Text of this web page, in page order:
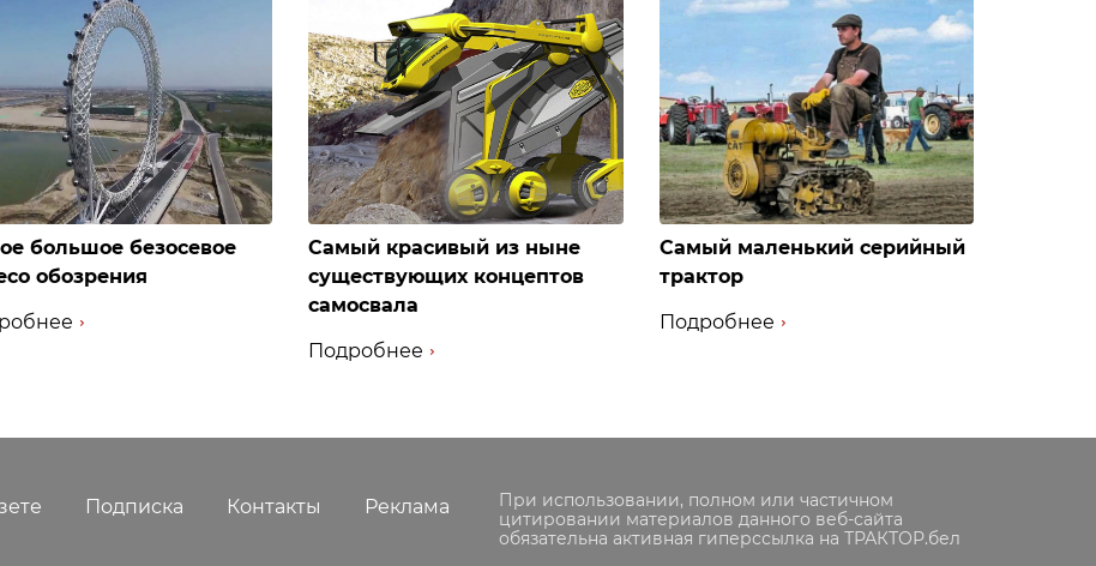
большое безосевое
обозрения
Самый красивый из ныне
существующих концептов
самосвала
Подробнее
Самый маленький серийный
трактор
Подробнее
Подписка Контакты Реклама
При использовании, полном или частичном
цитировании материалов данного веб-сайта
обязательна активная гиперссылка на ТРАКТОР.бел